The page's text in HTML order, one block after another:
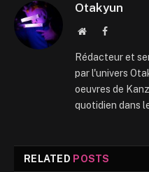
Otakyun
WebsiteFacebook
Rédacteur et
par l'univers
oeuvres de
quotidien dans
RELATED POSTS